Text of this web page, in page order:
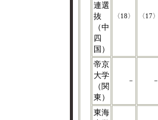
連選
抜
（中
四
国）
〈18〉 〈17〉
帝京
大学
（関
東）
－ －
東海